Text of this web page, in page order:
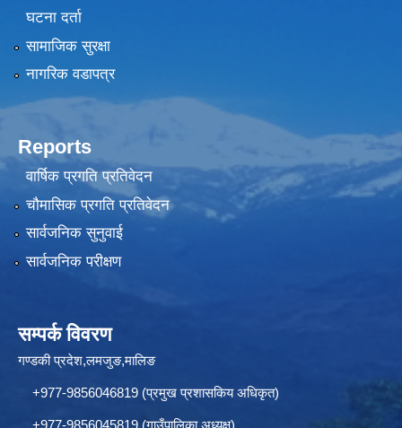
घटना दर्ता
सामाजिक सुरक्षा
नागरिक वडापत्र
Reports
वार्षिक प्रगति प्रतिवेदन
चौमासिक प्रगति प्रतिवेदन
सार्वजनिक सुनुवाई
सार्वजनिक परीक्षण
सम्पर्क विवरण
गण्डकी प्रदेश,लमजुङ,मालिङ
+977-9856046819 (प्रमुख प्रशासकिय अधिकृत)
+977-9856045819 (गाउँपालिका अध्यक्ष)